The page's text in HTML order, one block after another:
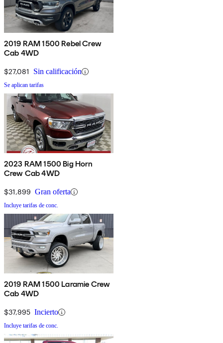
2019 RAM 1500 Rebel Crew
Cab 4WD
$27,081 Sin calificación
Se aplican tarifas
2023 RAM 1500 Big Horn
Crew Cab 4WD
$31,899 Gran oferta
Incluye tarifas de conc.
2019 RAM 1500 Laramie Crew
Cab 4WD
$37,995 Incierto
Incluye tarifas de conc.